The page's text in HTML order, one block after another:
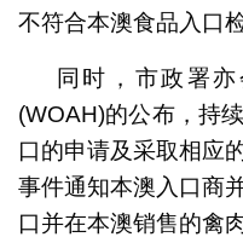
不符合本澳食品入口
同时，市政署
(WOAH)的公布，持
口的申请及采取相应
事件通知本澳入口商
口并在本澳销售的禽